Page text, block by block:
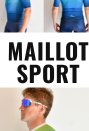
MAILLOT
SPORT